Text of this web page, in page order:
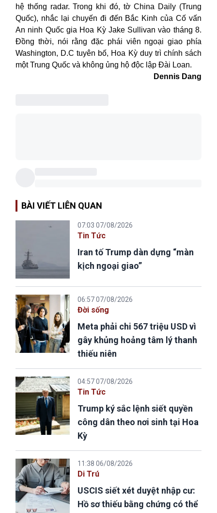
hệ thống radar. Trong khi đó, tờ China Daily (Trung
Quốc), nhắc lại chuyến đi đến Bắc Kinh của Cố vấn
An ninh Quốc gia Hoa Kỳ Jake Sullivan vào tháng 8.
Đồng thời, nói rằng đặc phái viên ngoại giao phía
Washington, D.C tuyên bố, Hoa Kỳ duy trì chính sách
một Trung Quốc và không ủng hộ độc lập Đài Loan.
Dennis Dang
BÀI VIẾT LIÊN QUAN
07:03 07/08/2026
Tin Tức
Iran tố Trump dàn dựng “màn
kịch ngoại giao”
06:57 07/08/2026
Đời sống
Meta phải chi 567 triệu USD vì
gây khủng hoảng tâm lý thanh
thiếu niên
04:57 07/08/2026
Tin Tức
Trump ký sắc lệnh siết quyền
công dân theo nơi sinh tại Hoa
Kỳ
11:38 06/08/2026
Di Trú
USCIS siết xét duyệt nhập cư:
Hồ sơ thiếu bằng chứng có thể